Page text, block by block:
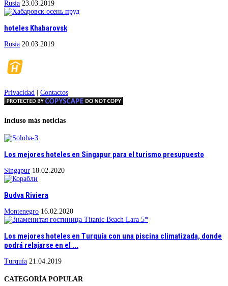
Rusia 23.03.2019
hoteles Khabarovsk
Rusia 20.03.2019
Privacidad Contactos
Incluso más noticias
Los mejores hoteles en Singapur para el turismo presupuesto
Singapur 18.02.2020
Budva Riviera
Montenegro 16.02.2020
Los mejores hoteles en Turquía con una piscina climatizada, donde
podrá relajarse en el ...
Turquía 21.04.2019
CATEGORÍA POPULAR